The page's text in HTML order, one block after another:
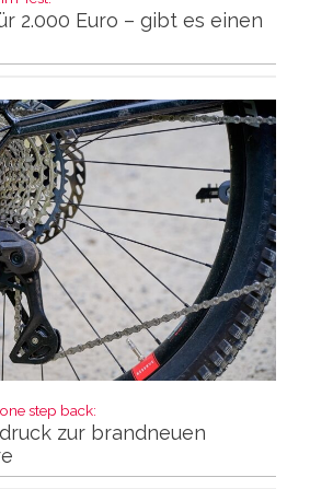
2.000 Euro – gibt es einen
step back:
zur brandneuen